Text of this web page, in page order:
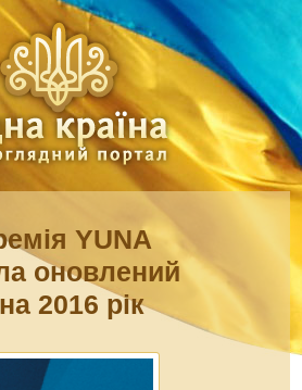
YUNA
оновлений
2016 рік